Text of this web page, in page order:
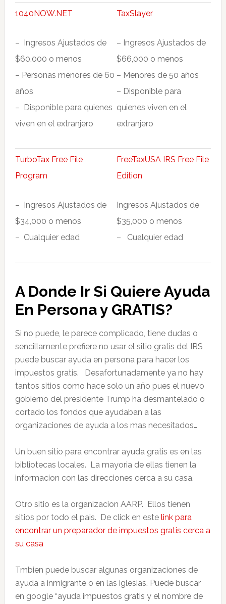
1040NOW.NET
– Ingresos Ajustados de
$60,000 o menos
– Personas menores de 60
años
– Disponible para quienes
viven en el extranjero
TaxSlayer
– Ingresos Ajustados de
$66,000 o menos
– Menores de 50 años
– Disponible para
quienes viven en el
extranjero
TurboTax Free File
Program
– Ingresos Ajustados de
$34,000 o menos
– Cualquier edad
FreeTaxUSA IRS Free File
Edition
Ingresos Ajustados de
$35,000 o menos
– Cualquier edad
A Donde Ir Si Quiere Ayuda
En Persona y GRATIS?
Si no puede, le parece complicado, tiene dudas o
sencillamente prefiere no usar el sitio gratis del IRS
puede buscar ayuda en persona para hacer los
impuestos gratis. Desafortunadamente ya no hay
tantos sitios como hace solo un año pues el nuevo
gobierno del presidente Trump ha desmantelado o
cortado los fondos que ayudaban a las
organizaciones de ayuda a los mas necesitados…
Un buen sitio para encontrar ayuda gratis es en las
bibliotecas locales. La mayoria de ellas tienen la
informacion con las direcciones cerca a su casa.
Otro sitio es la organizacion AARP. Ellos tienen
sitios por todo el pais. De click en este link para
encontrar un preparador de impuestos gratis cerca a
su casa
Tmbien puede buscar algunas organizaciones de
ayuda a inmigrante o en las iglesias. Puede buscar
en google “ayuda impuestos gratis y el nombre de